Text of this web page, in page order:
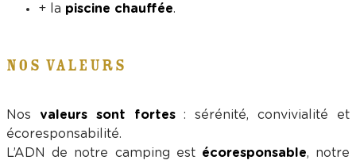
+ la piscine chauffée.
NOS VALEURS
Nos valeurs sont fortes: sérénité, convivialité et
écoresponsabilité.
L’ADN de notre camping est écoresponsable, notre